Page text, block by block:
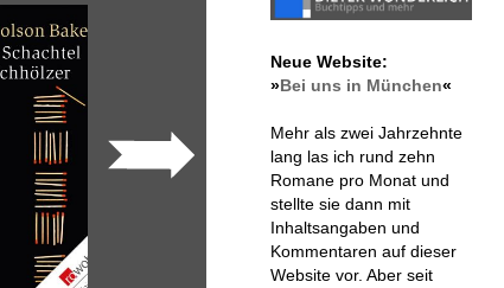
Neue Website:
»Bei uns in München«
Mehr als zwei Jahrzehnte
lang las ich rund zehn
Romane pro Monat und
stellte sie dann mit
Inhaltsangaben und
Kommentaren auf dieser
Website vor. Aber seit